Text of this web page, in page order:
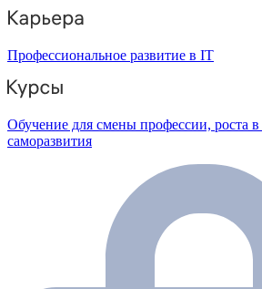
Профессиональное развитие в IT
Обучение для смены профессии, роста в
саморазвития